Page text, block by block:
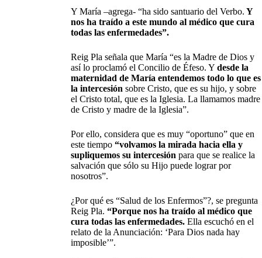
Y María –agrega- “ha sido santuario del Verbo. Y
nos ha traído a este mundo al médico que cura
todas las enfermedades”.
Reig Pla señala que María “es la Madre de Dios y
así lo proclamó el Concilio de Éfeso. Y desde la
maternidad de María entendemos todo lo que es
la intercesión sobre Cristo, que es su hijo, y sobre
el Cristo total, que es la Iglesia. La llamamos madre
de Cristo y madre de la Iglesia”.
Por ello, considera que es muy “oportuno” que en
este tiempo “volvamos la mirada hacia ella y
supliquemos su intercesión para que se realice la
salvación que sólo su Hijo puede lograr por
nosotros”.
¿Por qué es “Salud de los Enfermos”?, se pregunta
Reig Pla. “Porque nos ha traído al médico que
cura todas las enfermedades.Ella escuchó en el
relato de la Anunciación: ‘Para Dios nada hay
imposible’”.